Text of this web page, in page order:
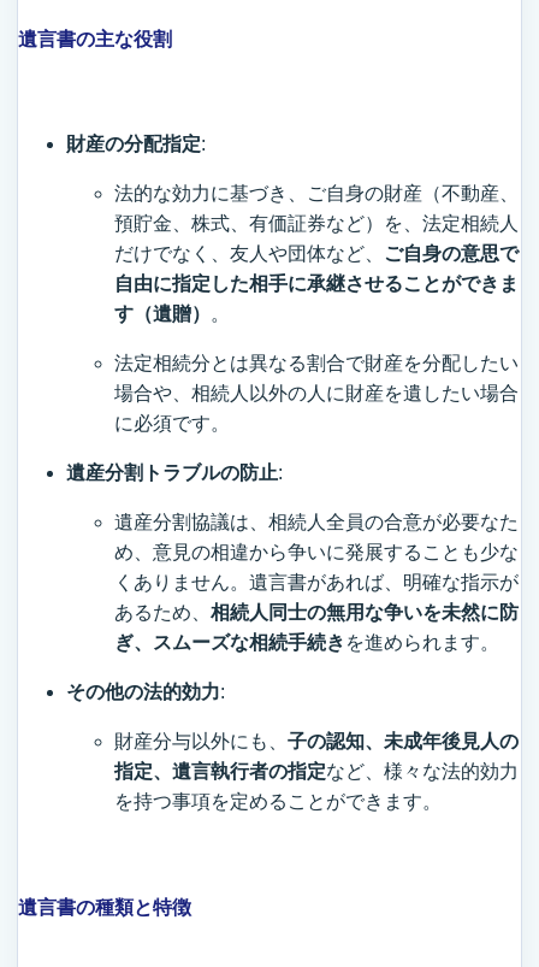
遺言書の主な役割
財産の分配指定:
法的な効力に基づき、ご自身の財産（不動産、
預貯金、株式、有価証券など）を、法定相続人
だけでなく、友人や団体など、
ご自身の意思で
自由に指定した相手に承継させることができま
す（遺贈） 。
法定相続分とは異なる割合で財産を分配したい
場合や、相続人以外の人に財産を遺したい場合
に必須です。
遺産分割トラブルの防止:
遺産分割協議は、相続人全員の合意が必要なた
め、意見の相違から争いに発展することも少な
くありません。遺言書があれば、明確な指示が
あるため、 相続人同士の無用な争いを未然に防
ぎ、スムーズな相続手続き を進められます。
その他の法的効力:
財産分与以外にも、 子の認知、未成年後見人の
指定、遺言執行者の指定など、様々な法的効力
を持つ事項を定めることができます。
遺言書の種類と特徴